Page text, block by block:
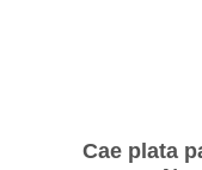
Cae plata